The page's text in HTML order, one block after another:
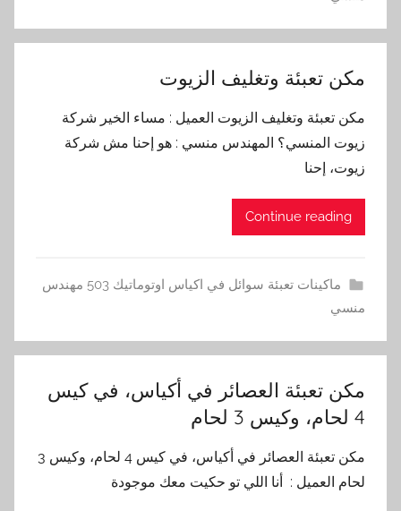
مكن تعبئة وتغليف الزيوت
مكن تعبئة وتغليف الزيوت العميل : مساء الخير شركة
زيوت المنسي؟ المهندس منسي : هو إحنا مش شركة
زيوت، إحنا
Continue reading
ماكينات تعبئة سوائل في اكياس اوتوماتيك 503 مهندس
منسي
مكن تعبئة العصائر في أكياس، في كيس
4 لحام، وكيس 3 لحام
مكن تعبئة العصائر في أكياس، في كيس 4 لحام، وكيس 3
لحام العميل : أنا اللي تو حكيت معك موجودة